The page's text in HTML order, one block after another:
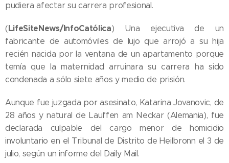
pudiera afectar su carrera profesional.
(LifeSiteNews/InfoCatólica) Una ejecutiva de un
fabricante de automóviles de lujo que arrojó a su hija
recién nacida por la ventana de un apartamento porque
temía que la maternidad arruinara su carrera ha sido
condenada a sólo siete años y medio de prisión.
Aunque fue juzgada por asesinato, Katarina Jovanovic, de
28 años y natural de Lauffen am Neckar (Alemania), fue
declarada culpable del cargo menor de homicidio
involuntario en el Tribunal de Distrito de Heilbronn el 3 de
julio, según un informe del Daily Mail.